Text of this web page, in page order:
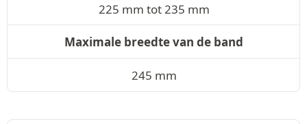
225 mm tot 235 mm
Maximale breedte van de band
245 mm